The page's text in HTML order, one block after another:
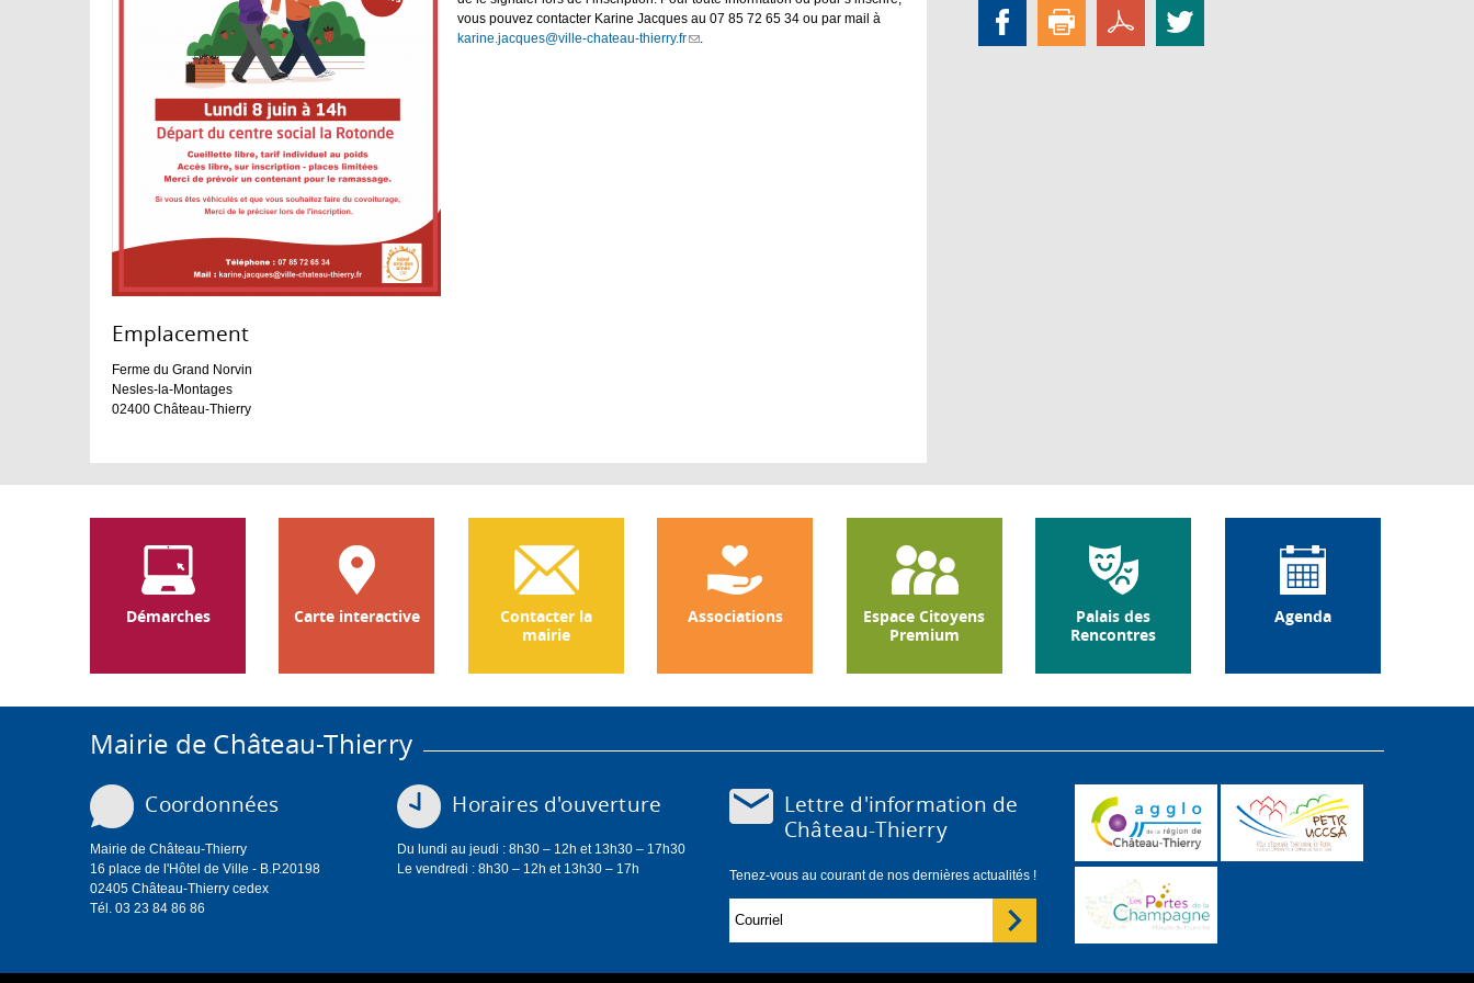
vous pouvez contacter Karine Jacques au 07 85 72 65 34 ou par mail à
karine.jacques@ville-chateau-thierry.fr(link
Emplacement :
Ferme du Grand Norvin
Nesles-la-Montages
02400 Château-Thierry
Démarches Carte interactive
Contacter la
mairie
Associations
Espace Citoyens
Premium
Palais des
Rencontres
Agenda
Mairie de Château-Thierry
Coordonnées
Mairie de Château-Thierry
16 place de l'Hôtel de Ville - B.P.20198
02405 Château-Thierry cedex
Tél. 03 23 84 86 86
Horaires d'ouverture
Du lundi au jeudi : 8h30 – 12h et 13h30 – 17h30
Le vendredi : 8h30 – 12h et 13h30 – 17h
Lettre d'information de
Château-Thierry
Tenez-vous au courant de nos dernières actualités !